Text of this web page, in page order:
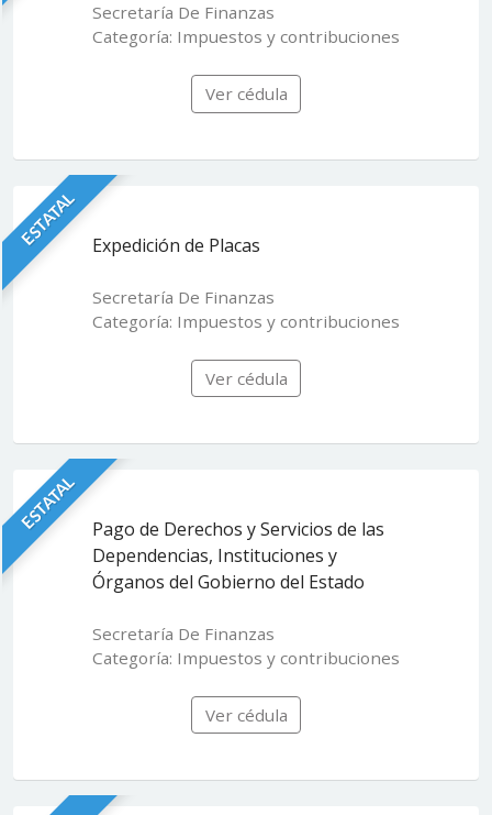
Secretaría De Finanzas
Categoría: Impuestos y contribuciones
Ver cédula
ESTATAL Expedición de Placas
Secretaría De Finanzas
Categoría: Impuestos y contribuciones
Ver cédula
ESTATAL
Pago de Derechos y Servicios de las
Dependencias, Instituciones y
Órganos del Gobierno del Estado
Secretaría De Finanzas
Categoría: Impuestos y contribuciones
Ver cédula